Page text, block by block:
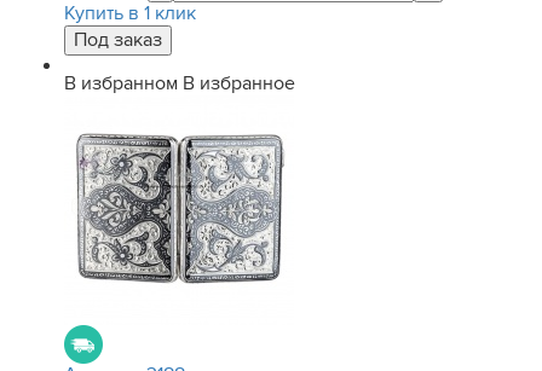
Купить в 1 клик
В избранном В избранное